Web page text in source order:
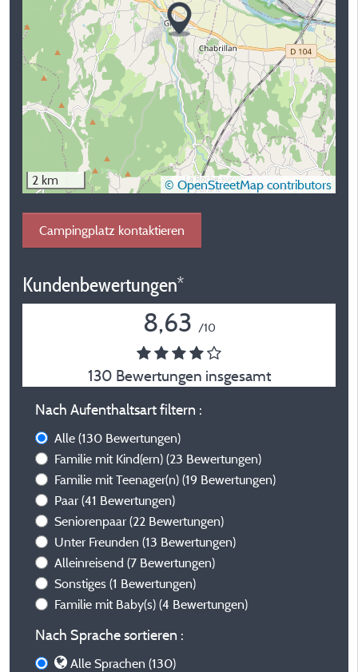
2 km © OpenStreetMap contributors
Campingplatz kontaktieren
Kundenbewertungen*
8,63 /10
130 Bewertungen insgesamt
Nach Aufenthaltsart filtern :
Alle (130 Bewertungen)
Familie mit Kind(ern) (23 Bewertungen)
Familie mit Teenager(n) (19 Bewertungen)
Paar (41 Bewertungen)
Seniorenpaar (22 Bewertungen)
Unter Freunden (13 Bewertungen)
Alleinreisend (7 Bewertungen)
Sonstiges (1 Bewertungen)
Familie mit Baby(s) (4 Bewertungen)
Nach Sprache sortieren :
Alle Sprachen (130)